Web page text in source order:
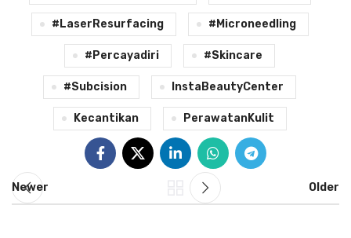
#LaserResurfacing #Microneedling
#percayadiri #Skincare
#Subcision InstaBeautyCenter
Kecantikan PerawatanKulit
Newer Older